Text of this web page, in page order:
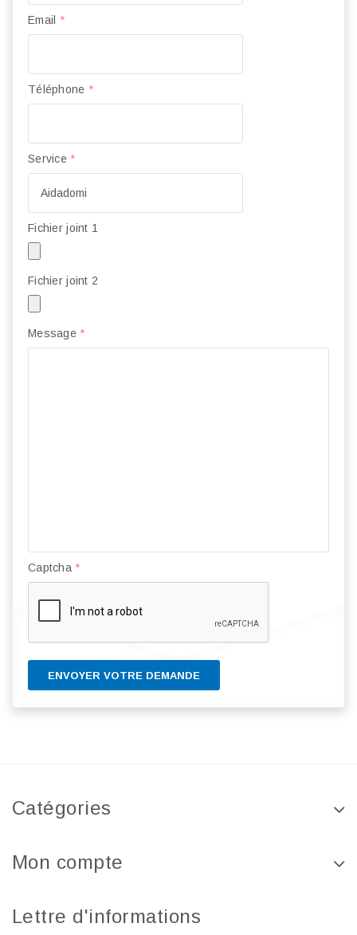
Email *
Téléphone *
Service *
Fichier joint 1
Fichier joint 2
Message *
Captcha *
ENVOYER VOTRE DEMANDE
Catégories
Mon compte
Lettre d'informations